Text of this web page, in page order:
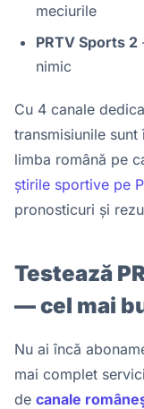
meciurile
PRTV Sports 2
nimic
Cu 4 canale
transmisiunile
limba română pe
știrile sportive pe
pronosticuri și
Testează
— cel mai
Nu ai încă
mai complet
de canale